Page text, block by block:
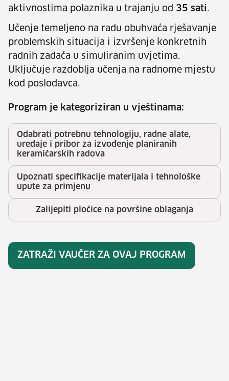
aktivnostima polaznika u trajanju od 35 sati.
Učenje temeljeno na radu obuhvaća rješavanje
problemskih situacija i izvršenje konkretnih
radnih zadaća u simuliranim uvjetima.
Uključuje razdoblja učenja na radnome mjestu
kod poslodavca.
Program je kategoriziran u vještinama:
Odabrati potrebnu tehnologiju, radne alate,
uređaje i pribor za izvođenje planiranih
keramičarskih radova
Upoznati specifikacije materijala i tehnološke
upute za primjenu
Zalijepiti pločice na površine oblaganja
ZATRAŽI VAUČER ZA OVAJ PROGRAM